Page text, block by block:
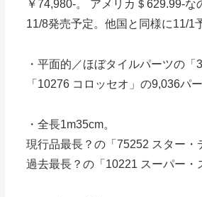
￥74,980-。 アメリカ＄629.99-な
11/8発売予定。他国と同様に11/1
・平面的／ほぼタイルパーツの
「10276 コロッセオ」の9,036パ
・全長1m35cm。
現行品最長？の「75252 スター・
過去最長？の「10221 スーパー・